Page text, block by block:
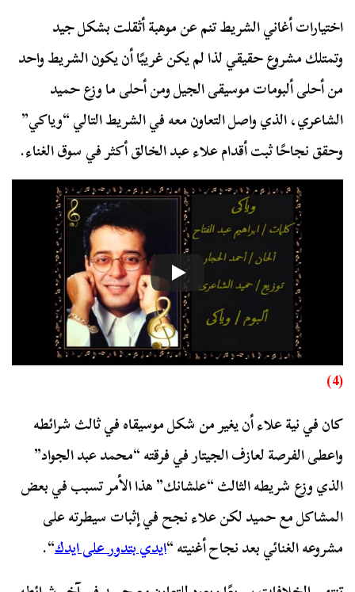
اختيارات أغاني الشريط تنم عن موهبة أثقلت بشكل جيد
وتمتلك مشروع حقيقي لذا لم يكن غريبًا أن يكون الشريط واحد
من أحلى ألبومات موسيقى الجيل ومن أحلى ما وزع حميد
الشاعري، الذي واصل التعاون معه في الشريط التالي “وياكي”
وحقق نجاحًا ثبت أقدام علاء عبد الخالق أكثر في سوق الغناء.
(4)
كان في نية علاء أن يغير من شكل موسيقاه في ثالث شرائطه
واعطى الفرصة لعازف الجيتار في فرقته “محمد عبد الجواد”
الذي وزع شريطه الثالث “علشانك” هذا الأمر تسبب في بعض
المشاكل مع حميد لكن علاء نجح في إثبات سيطرته على
مشروعه الغنائي بعد نجاح أغنيته “ايدي بتدور على ايدك“.